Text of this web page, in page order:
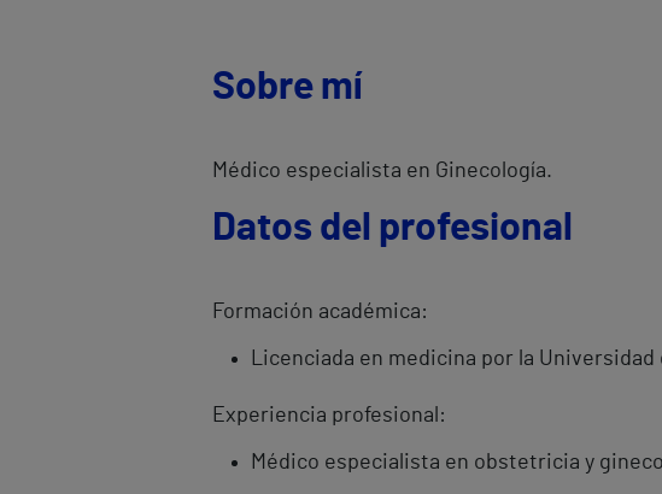
Sobre mí
Médico especialista en Ginecología.
Datos del profesional
Formación académica:
Licenciada en medicina por la Universidad
Experiencia profesional:
Médico especialista en obstetricia y